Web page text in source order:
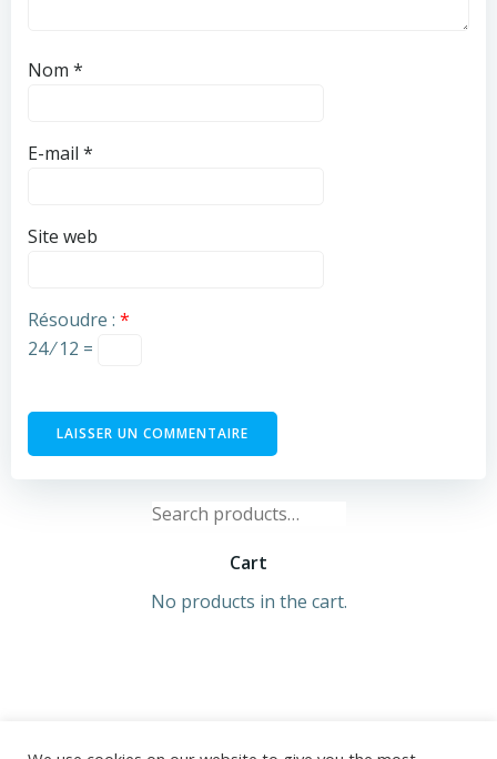
Nom *
E-mail *
Site web
Résoudre : *
24 ⁄ 12 =
Search
Cart
No products in the cart.